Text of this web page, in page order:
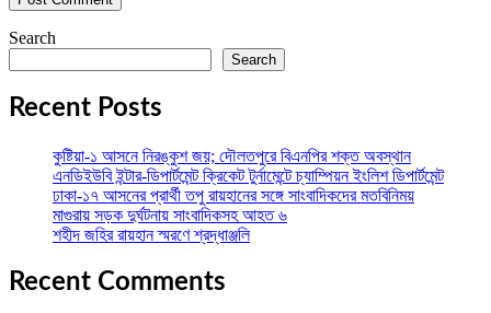
Search
Search
Recent Posts
কুষ্টিয়া-১ আসনে নিরঙ্কুশ জয়; দৌলতপুরে বিএনপির শক্ত অবস্থান
এনডিইউবি ইন্টার-ডিপার্টমেন্ট ক্রিকেট টুর্নামেন্টে চ্যাম্পিয়ন ইংলিশ ডিপার্টমেন্ট
ঢাকা-১৭ আসনের প্রার্থী তপু রায়হানের সঙ্গে সাংবাদিকদের মতবিনিময়
মাগুরায় সড়ক দুর্ঘটনায় সাংবাদিকসহ আহত ৬
শহীদ জহির রায়হান স্মরণে শ্রদ্ধাঞ্জলি
Recent Comments